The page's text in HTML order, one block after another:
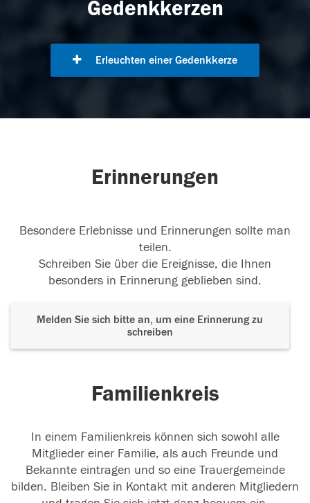
Gedenkkerzen
Erleuchten einer Gedenkkerze
Erinnerungen
Besondere Erlebnisse und Erinnerungen sollte man
teilen.
Schreiben Sie über die Ereignisse, die Ihnen
besonders in Erinnerung geblieben sind.
Melden Sie sich bitte an, um eine Erinnerung zu
schreiben
Familienkreis
In einem Familienkreis können sich sowohl alle
Mitglieder einer Familie, als auch Freunde und
Bekannte eintragen und so eine Trauergemeinde
bilden. Bleiben Sie in Kontakt mit anderen Mitgliedern